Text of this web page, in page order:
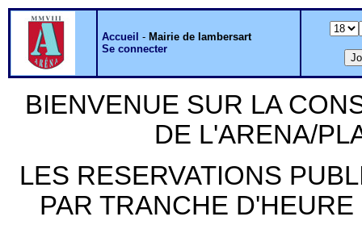
Accueil - Mairie de lambersart
Se connecter
BIENVENUE SUR LA
DE L'ARENA/
LES RESERVATIONS
PAR TRANCHE